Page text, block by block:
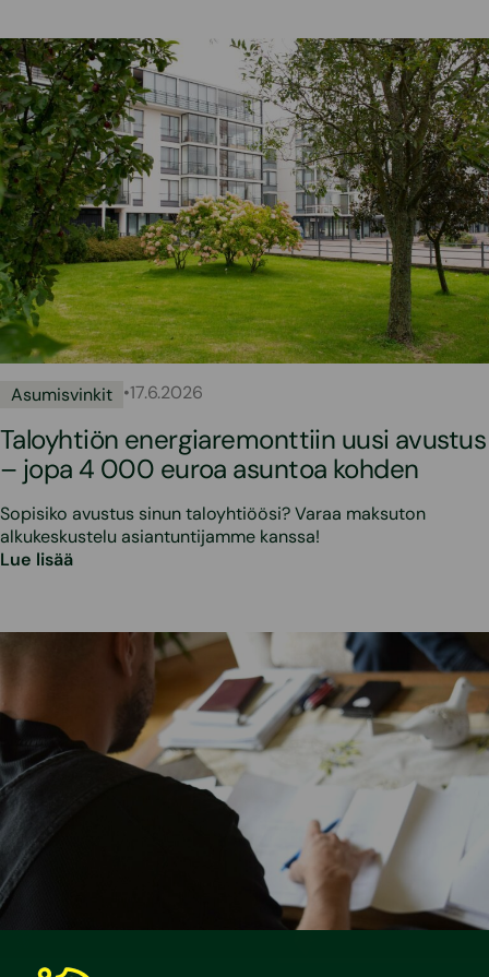
Asumisvinkit •17.6.2026
Taloyhtiön energiaremonttiin uusi avustus
– jopa 4 000 euroa asuntoa kohden
Sopisiko avustus sinun taloyhtiöösi? Varaa maksuton
alkukeskustelu asiantuntijamme kanssa!
Lue lisää